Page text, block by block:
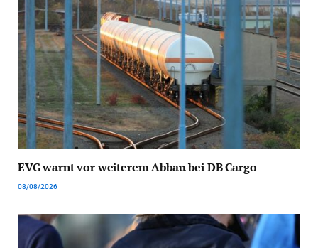
EVG warnt vor weiterem Abbau bei DB Cargo
08/08/2026